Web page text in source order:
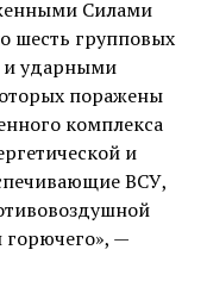
Силами
шесть групповых
и ударными
поражены
комплекса
и
ВСУ,
горючего», —